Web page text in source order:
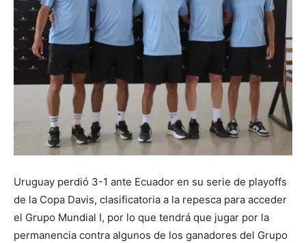
Uruguay perdió 3-1 ante Ecuador en su serie de playoffs
de la Copa Davis, clasificatoria a la repesca para acceder
el Grupo Mundial I, por lo que tendrá que jugar por la
permanencia contra algunos de los ganadores del Grupo